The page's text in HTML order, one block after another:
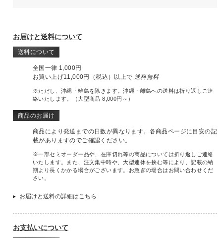
お届けと送料について
送料について
全国一律 1,000円
お買い上げ11,000円（税込）以上で 送料無料
※ただし、沖縄・離島を除きます。沖縄・離島への送料は折り返しご連
絡いたします。（大型商品 8,000円～）
商品のお届け
商品により発送までの日数が異なります。各商品ページに目安の記
載がありますのでご確認ください。
※一部セミオーダー品や、在庫切れ等の商品については折り返しご連絡
いたします。また、注文集中時や、大型連休を挟む等により、記載の納
期より長くかかる場合がございます。お急ぎの場合はお問い合わせくだ
さい。
お届けと送料の詳細はこちら
お支払いについて